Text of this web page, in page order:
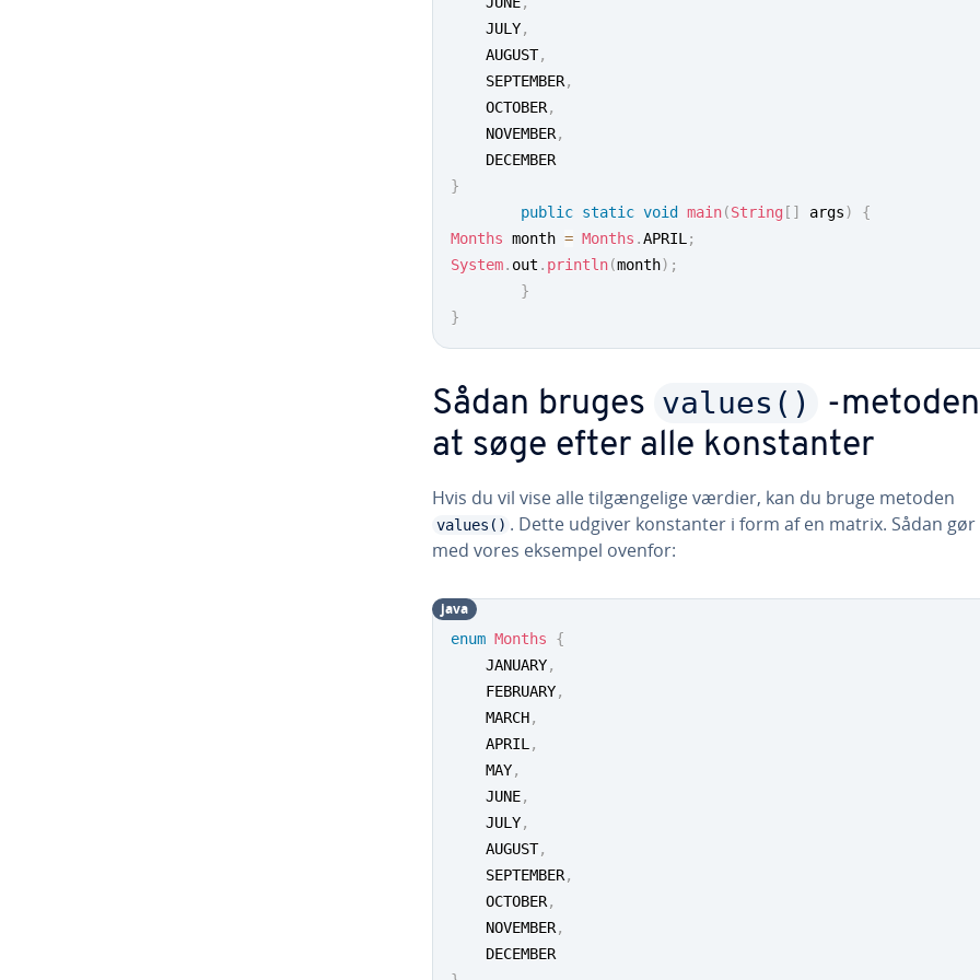
	JULY
,
	AUGUST
,
	SEPTEMBER
,
	OCTOBER
,
	NOVEMBER
,
}
public static void main(String [ ] args)
{
Months month = Months .APRIL ;
System. out . println(month) ;
}
}
Sådan bruges values()
-
at søge efter alle kon­stan­ter
Hvis du vil vise alle til­gæn­ge­li­ge værdier, kan du bruge metoden
values() . Dette udgiver kon­stan­ter i form af en matrix. Sådan
med vores eksempel ovenfor:
enum Months
{
	JANUARY
,
	FEBRUARY
,
	MARCH
,
	APRIL
,
	MAY
,
	JUNE
,
	JULY
,
	AUGUST
,
	SEPTEMBER
,
	OCTOBER
,
	NOVEMBER
,
java